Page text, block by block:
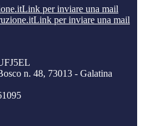
Link per inviare una mail
Link per inviare una mail
n. 48, 73013 - Galatina